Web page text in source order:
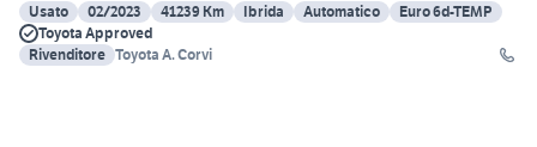
Usato
02/2023 41239 Km Ibrida Automatico
Euro 6d-TEMP
Toyota Approved
Rivenditore Toyota A. Corvi